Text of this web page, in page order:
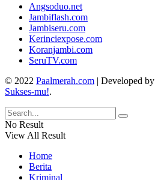
Angsoduo.net
Jambiflash.com
Jambiseru.com
Kerinciexpose.com
Koranjambi.com
SeruTV.com
© 2022 Paalmerah.com | Developed by
Sukses-mu!.
No Result
View All Result
Home
Berita
Kriminal